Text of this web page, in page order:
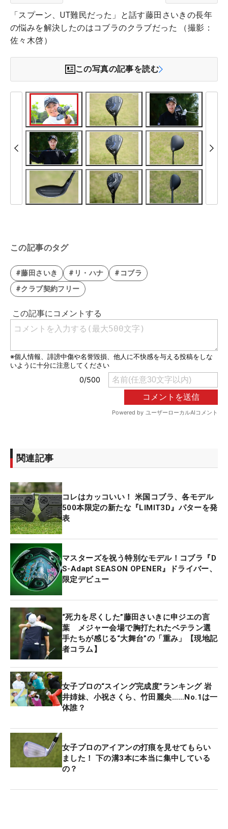
「スプーン、UT難民だった」と話す藤田さいきの長年
の悩みを解決したのはコブラのクラブだった （撮影：
佐々木啓）
この写真の記事を読む
この記事のタグ
#藤田さいき #リ・ハナ
#コブラ
#クラブ契約フリー
関連記事
コレはカッコいい！ 米国コブラ、各モデル
500本限定の新たな『LIMIT3D』パターを発
表
マスターズを祝う特別なモデル！コブラ『D
S-Adapt SEASON OPENER』ドライバー、
限定デビュー
“死力を尽くした”藤田さいきに申ジエの言
葉 メジャー会場で胸打たれたベテラン選
手たちが感じる“大舞台”の「重み」【現地記
者コラム】
女子プロの“スイング完成度”ランキング 岩
井姉妹、小祝さくら、竹田麗央……No.1は一
体誰？
女子プロのアイアンの打痕を見せてもらい
ました！ 下の溝3本に本当に集中している
の？